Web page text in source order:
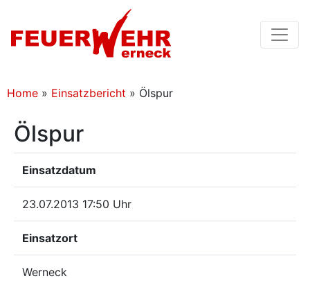
Home » Einsatzbericht » Ölspur
Ölspur
Einsatzdatum
23.07.2013 17:50 Uhr
Einsatzort
Werneck